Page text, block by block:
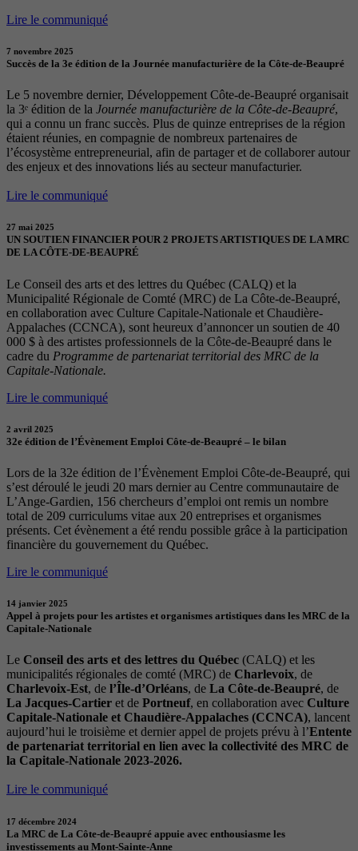
Lire le communiqué
7 novembre 2025
Succès de la 3e édition de la Journée manufacturière de la Côte-de-Beaupré
Le 5 novembre dernier, Développement Côte-de-Beaupré organisait
la 3ᵉ édition de la Journée manufacturière de la Côte-de-Beaupré,
qui a connu un franc succès. Plus de quinze entreprises de la région
étaient réunies, en compagnie de nombreux partenaires de
l’écosystème entrepreneurial, afin de partager et de collaborer autour
des enjeux et des innovations liés au secteur manufacturier.
Lire le communiqué
27 mai 2025
UN SOUTIEN FINANCIER POUR 2 PROJETS ARTISTIQUES DE LA MRC
DE LA CÔTE-DE-BEAUPRÉ
Le Conseil des arts et des lettres du Québec (CALQ) et la
Municipalité Régionale de Comté (MRC) de La Côte-de-Beaupré,
en collaboration avec Culture Capitale-Nationale et Chaudière-
Appalaches (CCNCA), sont heureux d’annoncer un soutien de 40
000 $ à des artistes professionnels de la Côte-de-Beaupré dans le
cadre du Programme de partenariat territorial des MRC de la
Capitale-Nationale.
Lire le communiqué
2 avril 2025
32e édition de l’Évènement Emploi Côte-de-Beaupré – le bilan
Lors de la 32e édition de l’Évènement Emploi Côte-de-Beaupré, qui
s’est déroulé le jeudi 20 mars dernier au Centre communautaire de
L’Ange-Gardien, 156 chercheurs d’emploi ont remis un nombre
total de 209 curriculums vitae aux 20 entreprises et organismes
présents. Cet évènement a été rendu possible grâce à la participation
financière du gouvernement du Québec.
Lire le communiqué
14 janvier 2025
Appel à projets pour les artistes et organismes artistiques dans les MRC de la
Capitale-Nationale
Le Conseil des arts et des lettres du Québec (CALQ) et les
municipalités régionales de comté (MRC) de Charlevoix, de
Charlevoix-Est, de l’Île-d’Orléans, de La Côte-de-Beaupré, de
La Jacques-Cartier et de Portneuf, en collaboration avec Culture
Capitale-Nationale et Chaudière-Appalaches (CCNCA), lancent
aujourd’hui le troisième et dernier appel de projets prévu à l’Entente
de partenariat territorial en lien avec la collectivité des MRC de
la Capitale-Nationale 2023-2026.
Lire le communiqué
17 décembre 2024
La MRC de La Côte-de-Beaupré appuie avec enthousiasme les
investissements au Mont-Sainte-Anne